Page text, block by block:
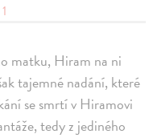
1
matku, Hiram na ni
tajemné nadání, které
se smrtí v Hiramovi
tedy z jediného